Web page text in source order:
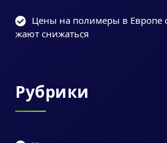
Цены на полимеры в Европе
жают снижаться
Рубрики